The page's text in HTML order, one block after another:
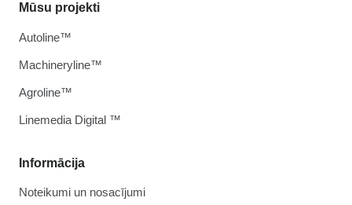
Informācija
Noteikumi un nosacījumi
Mūsu projekti
Autoline™
Machineryline™
Agroline™
Linemedia Digital ™